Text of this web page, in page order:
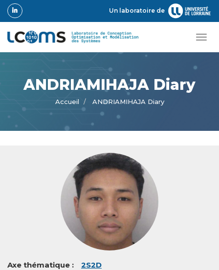
Aller
au
contenu
principal
Un laboratoire de
ANDRIAMIHAJA Diary
Accueil ANDRIAMIHAJA Diary
Axe thématique 2S2D